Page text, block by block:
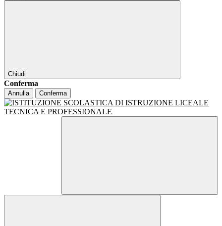
Chiudi
Conferma
Annulla Conferma